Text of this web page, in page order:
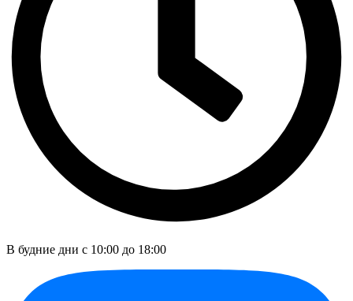
В будние дни c 10:00 до 18:00